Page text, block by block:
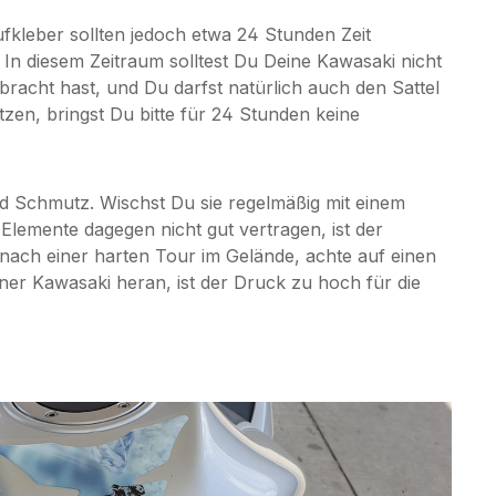
sollten jedoch etwa 24 Stunden Zeit
diesem Zeitraum solltest Du Deine Kawasaki nicht
hast, und Du darfst natürlich auch den Sattel
bringst Du bitte für 24 Stunden keine
Wischst Du sie regelmäßig mit einem
dagegen nicht gut vertragen, ist der
einer harten Tour im Gelände, achte auf einen
Kawasaki heran, ist der Druck zu hoch für die